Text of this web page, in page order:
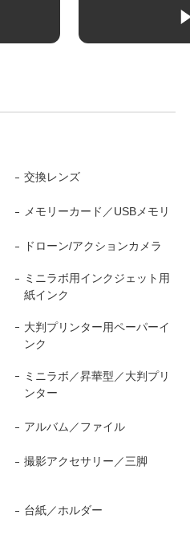
交換レンズ
メモリーカード／USBメモリ
ドローン/アクションカメラ
ミニラボ用インクジェット用
紙インク
大判プリンター用ペーパーイ
ンク
ミニラボ／昇華型／大判プリ
ンター
アルバム／ファイル
撮影アクセサリー／三脚
台紙／ホルダー